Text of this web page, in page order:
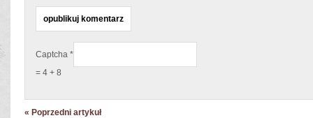
Captcha *
= 4 + 8
« Poprzedni artykuł